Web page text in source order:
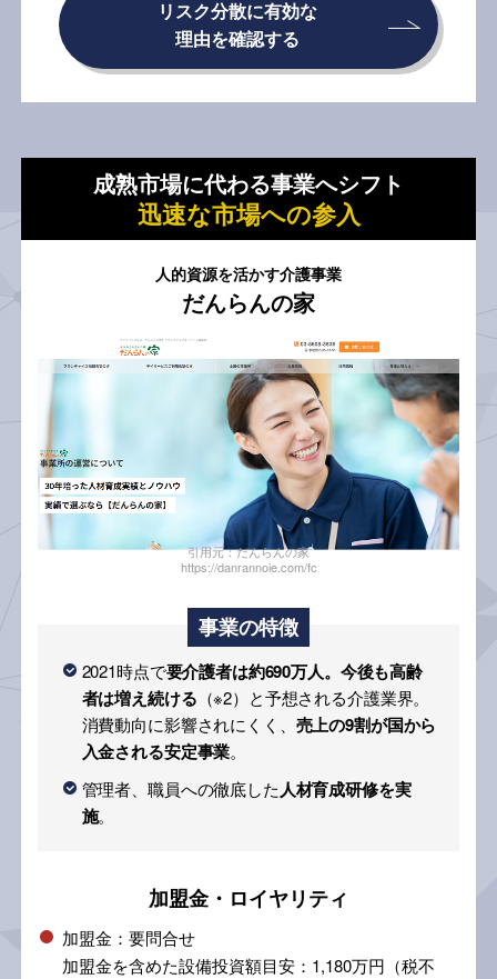
リスク分散に有効な
理由を確認する
成熟市場に代わる事業へシフト
迅速な市場への参入
人的資源を活かす介護事業
だんらんの家
引用元：だんらんの家
https://danrannoie.com/fc
事業の特徴
2021時点で要介護者は約690万人。今後も高齢
者は増え続ける （※2）と予想される介護業界。
消費動向に影響されにくく、 売上の9割が国から
入金される安定事業。
管理者、職員への徹底した人材育成研修を実
施。
加盟金・ロイヤリティ
加盟金：要問合せ
加盟金を含めた設備投資額目安：1,180万円（税不